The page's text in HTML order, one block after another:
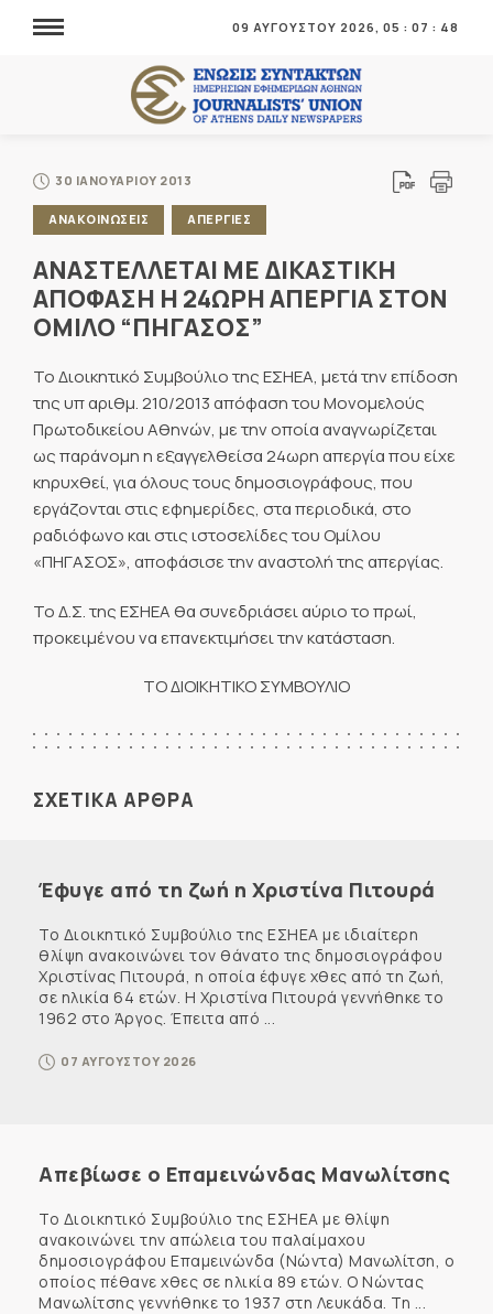
09 ΑΥΓΟΥΣΤΟΥ 2026, 05 : 07 : 50
30 ΙΑΝΟΥΑΡΙΟΥ 2013
ΑΝΑΚΟΙΝΩΣΕΙΣ ΑΠΕΡΓΙΕΣ
ΑΝΑΣΤΕΛΛΕΤΑΙ ΜΕ ΔΙΚΑΣΤΙΚΗ
ΑΠΟΦΑΣΗ Η 24ΩΡΗ ΑΠΕΡΓΙΑ ΣΤΟΝ
ΟΜΙΛΟ “ΠΗΓΑΣΟΣ”
Το Διοικητικό Συμβούλιο της ΕΣΗΕΑ, μετά την επίδοση
της υπ αριθμ. 210/2013 απόφαση του Μονομελούς
Πρωτοδικείου Αθηνών, με την οποία αναγνωρίζεται
ως παράνομη η εξαγγελθείσα 24ωρη απεργία που είχε
κηρυχθεί, για όλους τους δημοσιογράφους, που
εργάζονται στις εφημερίδες, στα περιοδικά, στο
ραδιόφωνο και στις ιστοσελίδες του Ομίλου
«ΠΗΓΑΣΟΣ», αποφάσισε την αναστολή της απεργίας.
Το Δ.Σ. της ΕΣΗΕΑ θα συνεδριάσει αύριο το πρωί,
προκειμένου να επανεκτιμήσει την κατάσταση.
ΤΟ ΔΙΟΙΚΗΤΙΚΟ ΣΥΜΒΟΥΛΙΟ
ΣΧΕΤΙΚΑ ΑΡΘΡΑ
Έφυγε από τη ζωή η Χριστίνα Πιτουρά
Το Διοικητικό Συμβούλιο της ΕΣΗΕΑ με ιδιαίτερη
θλίψη ανακοινώνει τον θάνατο της δημοσιογράφου
Χριστίνας Πιτουρά, η οποία έφυγε χθες από τη ζωή,
σε ηλικία 64 ετών. Η Χριστίνα Πιτουρά γεννήθηκε το
1962 στο Άργος. Έπειτα από ...
07 ΑΥΓΟΥΣΤΟΥ 2026
Απεβίωσε ο Επαμεινώνδας Μανωλίτσης
Το Διοικητικό Συμβούλιο της ΕΣΗΕΑ με θλίψη
ανακοινώνει την απώλεια του παλαίμαχου
δημοσιογράφου Επαμεινώνδα (Νώντα) Μανωλίτση, ο
οποίος πέθανε χθες σε ηλικία 89 ετών. Ο Νώντας
Μανωλίτσης γεννήθηκε το 1937 στη Λευκάδα. Τη ...